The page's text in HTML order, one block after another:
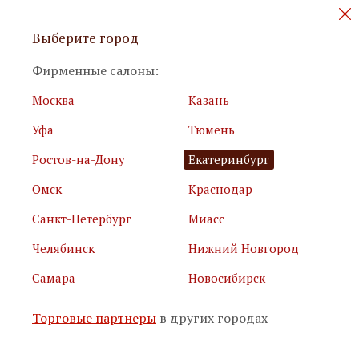
Персональные акции и новинки
Я принимаю
условия использования сайта
Я соглашаюсь сполитикой обработки персональных
Подписаться
Выберите город
Фирменные салоны:
Москва
Казань
Уфа
Тюмень
Ростов-на-Дону
Екатеринбург
Омск
Краснодар
Санкт-Петербург
Миасс
Челябинск
Нижний Новгород
Самара
Новосибирск
Торговые партнеры в других городах